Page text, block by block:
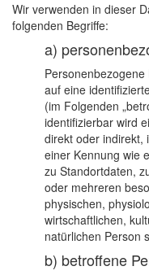
Wir verwenden in dieser
folgenden Begriffe:
a)
auf eine
(im Folgenden
identifizierbar wird
direkt oder indirekt,
einer Kennung wie
zu Standortdaten,
oder mehreren
physischen,
wirtschaftlichen,
natürlichen Person
b) betroffene